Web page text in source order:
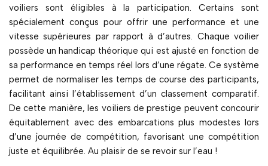
voiliers sont éligibles à la participation. Certains sont
spécialement conçus pour offrir une performance et une
vitesse supérieures par rapport à d’autres. Chaque voilier
possède un handicap théorique qui est ajusté en fonction de
sa performance en temps réel lors d’une régate. Ce système
permet de normaliser les temps de course des participants,
facilitant ainsi l’établissement d’un classement comparatif.
De cette manière, les voiliers de prestige peuvent concourir
équitablement avec des embarcations plus modestes lors
d’une journée de compétition, favorisant une compétition
juste et équilibrée. Au plaisir de se revoir sur l’eau !